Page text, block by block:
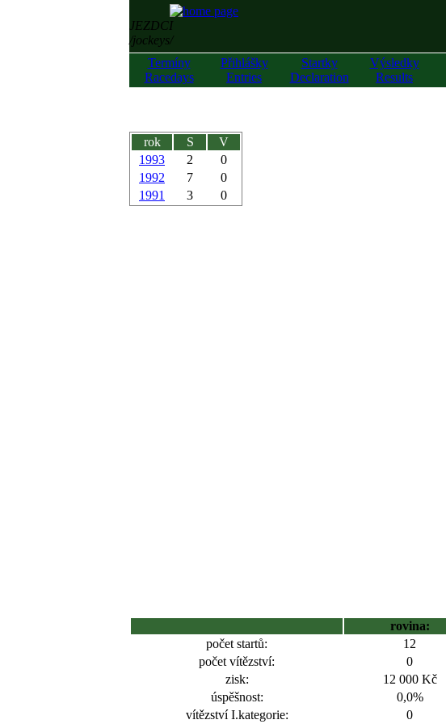
JEZDCI
/jockeys/
Termíny
Racedays
Přihlášky
Entries
Startky
Declaration
Výsledky
Results
rok S
V
1993
2
0
1992
7
0
1991
3 0
rovina:
počet startů:
12
počet vítězství:
0
zisk:
12 000 Kč
úspěšnost:
0,0%
vítězství I.kategorie:
0